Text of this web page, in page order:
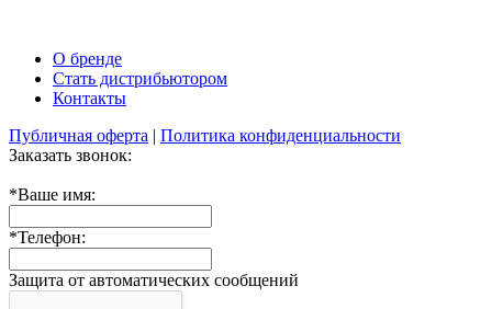
О бренде
Стать дистрибьютором
Контакты
Публичная оферта | Политика конфиденциальности
Заказать звонок:
*Ваше имя:
*Телефон:
Защита от автоматических сообщений